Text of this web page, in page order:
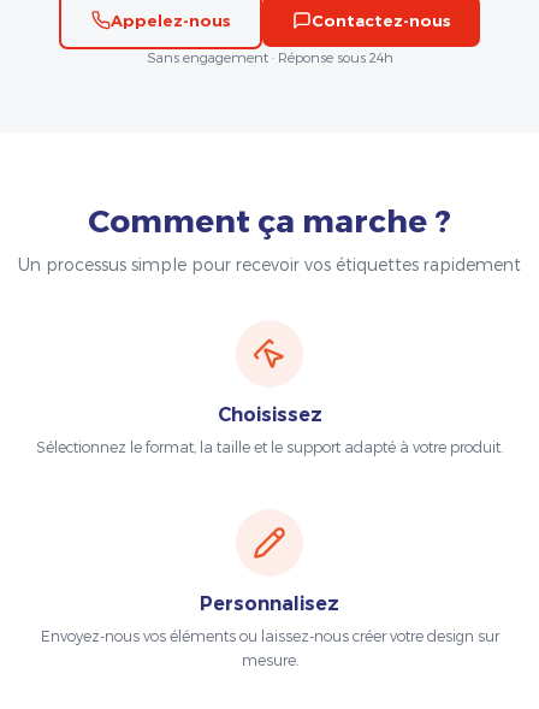
Appelez-nous Contactez-nous
Sans engagement · Réponse sous 24h
Comment ça marche ?
Un processus simple pour recevoir vos étiquettes rapidement
Choisissez
Sélectionnez le format, la taille et le support adapté à votre produit.
Personnalisez
Envoyez-nous vos éléments ou laissez-nous créer votre design sur
mesure.